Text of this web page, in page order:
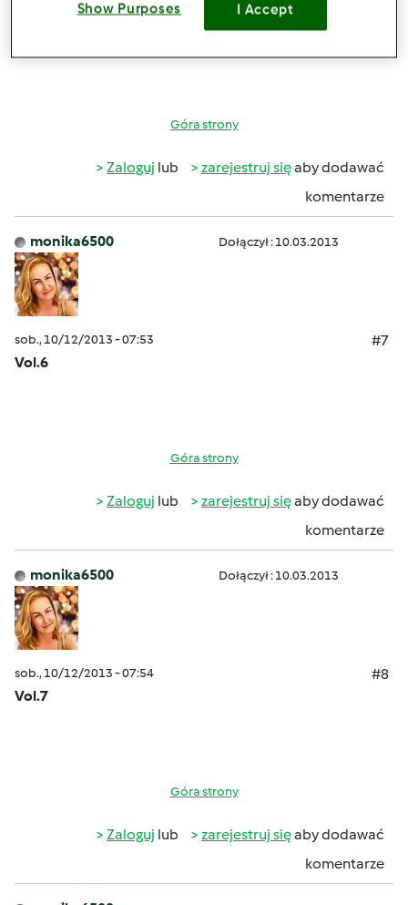
sob., 10/12/2013 - 07:52
Góra strony
Zaloguj lub zarejestruj sięaby dodawać
komentarze
monika6500 Dołączył : 10.03.2013
sob., 10/12/2013 - 07:53
#7
Vol.6
Góra strony
Zaloguj lub zarejestruj sięaby dodawać
komentarze
monika6500 Dołączył : 10.03.2013
sob., 10/12/2013 - 07:54
#8
Vol.7
Góra strony
Zaloguj lub zarejestruj sięaby dodawać
komentarze
Show Purposes I Accept